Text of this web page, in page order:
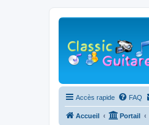
Accès rapide FAQ
Accueil Portail